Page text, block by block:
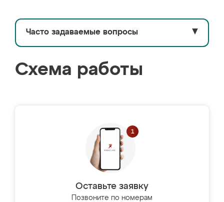
Часто задаваемые вопросы ▼
Схема работы
Оставьте заявку
Позвоните по номерам